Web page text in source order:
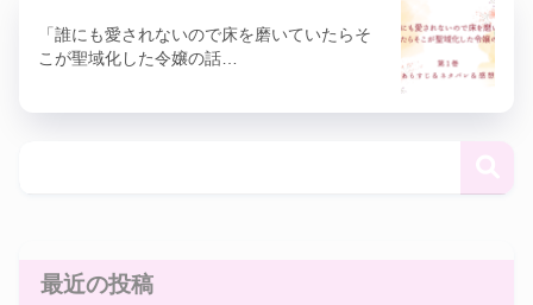
「誰にも愛されないので床を磨いていたらそ
こが聖域化した令嬢の話…
最近の投稿